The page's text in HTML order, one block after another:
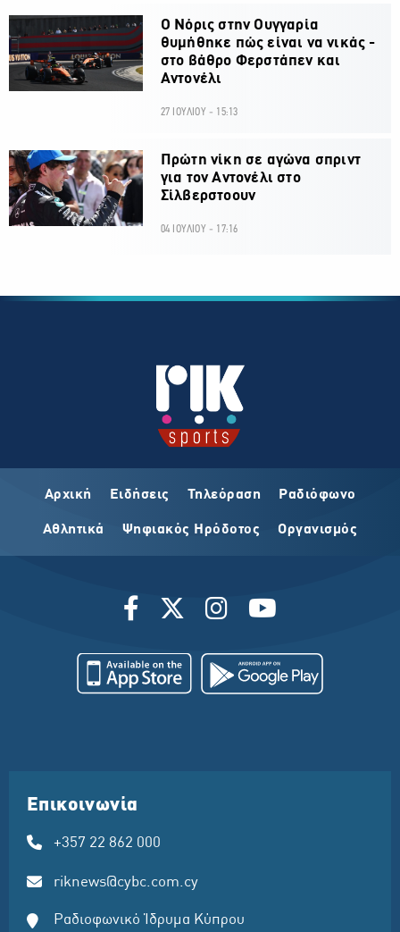
O Νόρις στην Ουγγαρία
θυμήθηκε πώς είναι να νικάς -
στο βάθρο Φερστάπεν και
Αντονέλι
27 ΙΟΥΛΙΟΥ - 15:13
Πρώτη νίκη σε αγώνα σπριντ
για τον Αντονέλι στο
Σίλβερστοουν
04 ΙΟΥΛΙΟΥ - 17:16
Αρχική Ειδήσεις Τηλεόραση Ραδιόφωνο
Αθλητικά Ψηφιακός Ηρόδοτος Οργανισμός
Επικοινωνία
+357 22 862 000
riknews@cybc.com.cy
Ραδιοφωνικό Ίδρυμα Κύπρου